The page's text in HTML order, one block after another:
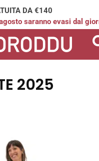
DA €140
saranno evasi dal
2025